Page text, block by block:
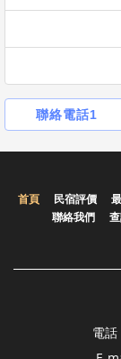
聯絡電話1
首頁 民宿評價
聯絡我們
電